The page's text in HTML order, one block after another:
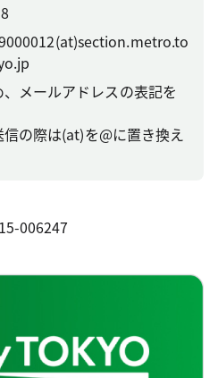
メールアドレスの表記を
の際は(at)を@に置き換え
006247